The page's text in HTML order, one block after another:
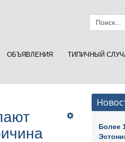
ОБЪЯВЛЕНИЯ ТИПИЧНЫЙ
Более